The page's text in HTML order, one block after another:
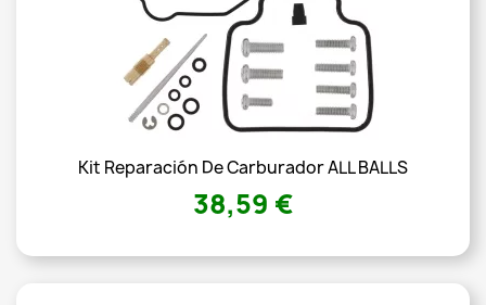
Kit Reparación De Carburador ALL BALLS
38,59 €